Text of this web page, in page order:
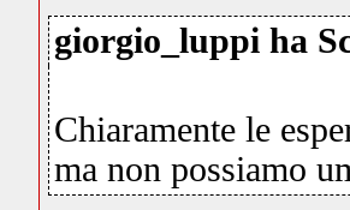
giorgio_luppi ha
Chiaramente le
ma non possiamo